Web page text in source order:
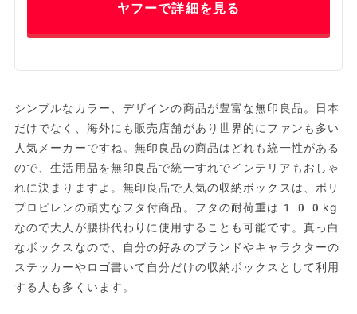
ヤフーで詳細を見る
シンプルなカラー、デザインの商品が豊富な無印良品。日本
だけでなく、海外にも販売店舗があり世界的にファンも多い
人気メーカーですね。無印良品の商品はどれも統一性がある
ので、生活用品を無印良品で統一すれでインテリアもおしゃ
れに決まりますよ。無印良品で人気の収納ボックスは、ポリ
プロピレンの頑丈なフタ付商品。フタの耐荷重は100kg
なので大人が腰掛代わりに使用することも可能です。真っ白
なボックスなので、自分の好みのブランドやキャラクターの
ステッカーやロゴ書いて自分だけの収納ボックスとして利用
する人も多くいます。